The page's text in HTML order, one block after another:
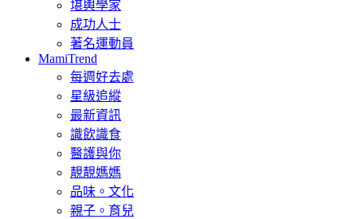
堪輿學家
成功人士
著名運動員
MamiTrend
每週好去處
星級追縱
最新資訊
識飲識食
醫護與你
靚靚媽媽
品味。文化
親子。育兒